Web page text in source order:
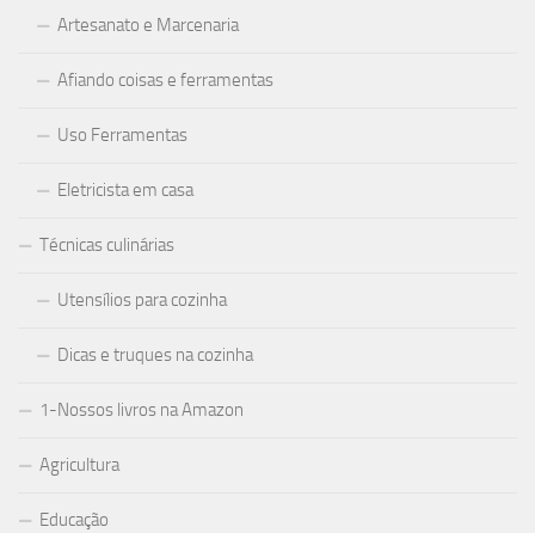
Artesanato e Marcenaria
Afiando coisas e ferramentas
Uso Ferramentas
Eletricista em casa
Técnicas culinárias
Utensílios para cozinha
Dicas e truques na cozinha
1-Nossos livros na Amazon
Agricultura
Educação